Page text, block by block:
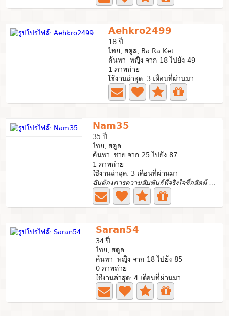
Aehkro2499
18 ปี
ไทย, สตูล, Ba Ra Ket
ค้นหา หญิง จาก 18 ไปยัง 49
1 ภาพถ่าย
ใช้งานล่าสุด: 3 เดือนที่ผ่านมา
Nam35
35 ปี
ไทย, สตูล
ค้นหา ชาย จาก 25 ไปยัง 87
1 ภาพถ่าย
ใช้งานล่าสุด: 3 เดือนที่ผ่านมา
ฉันต้องการความสัมพันธ์ที่จริงใจซื่อสัตย์ ไม่ใช่แค่เล่นๆ...
Saran54
34 ปี
ไทย, สตูล
ค้นหา หญิง จาก 18 ไปยัง 85
0 ภาพถ่าย
ใช้งานล่าสุด: 4 เดือนที่ผ่านมา